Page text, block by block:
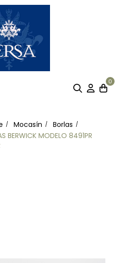
0
Mocasín
Borlas
BERWICK MODELO 8491PR